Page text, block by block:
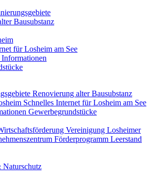
Bausubstanz
für Losheim am See
Renovierung alter Bausubstanz
Schnelles Internet für Losheim am See
Gewerbegrundstücke
Vereinigung Losheimer
Förderprogramm Leerstand